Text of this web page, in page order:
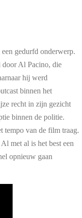
gedurfd onderwerp.
door Al Pacino, die
hij werd
binnen het
recht in zijn gezicht
binnen de politie.
tempo van de film traag.
met al is het best een
opnieuw gaan